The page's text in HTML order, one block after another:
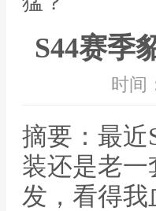
S44赛季
时间
摘要：最近
装还是老
发，看得